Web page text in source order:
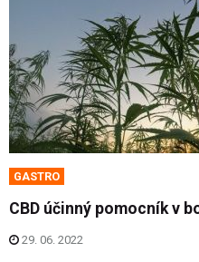
GASTRO
CBD účinný pomocník v
29. 06. 2022